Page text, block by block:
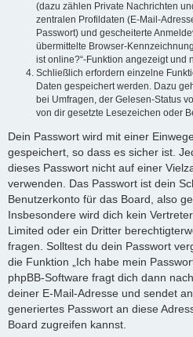
(dazu zählen Private Nachrichten
zentralen Profildaten (E-Mail-
Passwort) und gescheiterte
übermittelte Browser-
ist online?“-Funktion angezeigt und
Schließlich erfordern einzelne
Daten gespeichert werden. Dazu
bei Umfragen, der Gelesen-Status
von dir gesetzte Lesezeichen oder
Dein Passwort wird mit einer
gespeichert, so dass es sicher ist.
dieses Passwort nicht auf einer
verwenden. Das Passwort ist dein
Benutzerkonto für das Board, also
Insbesondere wird dich kein
Limited oder ein Dritter
fragen. Solltest du dein Passwort
die Funktion „Ich habe mein
phpBB-Software fragt dich dann
deiner E-Mail-Adresse und sendet
generiertes Passwort an diese
Board zugreifen kannst.